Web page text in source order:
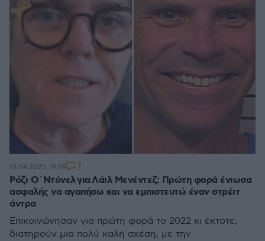
Ρόζι Ο΄Ντόνελ για Λάιλ Μενέντεζ: Πρώτη φορά ένιωσα
ασφαλής να αγαπήσω και να εμπιστευτώ έναν στρέιτ
άντρα
Επικοινώνησαν για πρώτη φορά το 2022 κι έκτοτε,
διατηρούν μια πολύ καλή σχέση, με την
13.04.2025, 11:18 7